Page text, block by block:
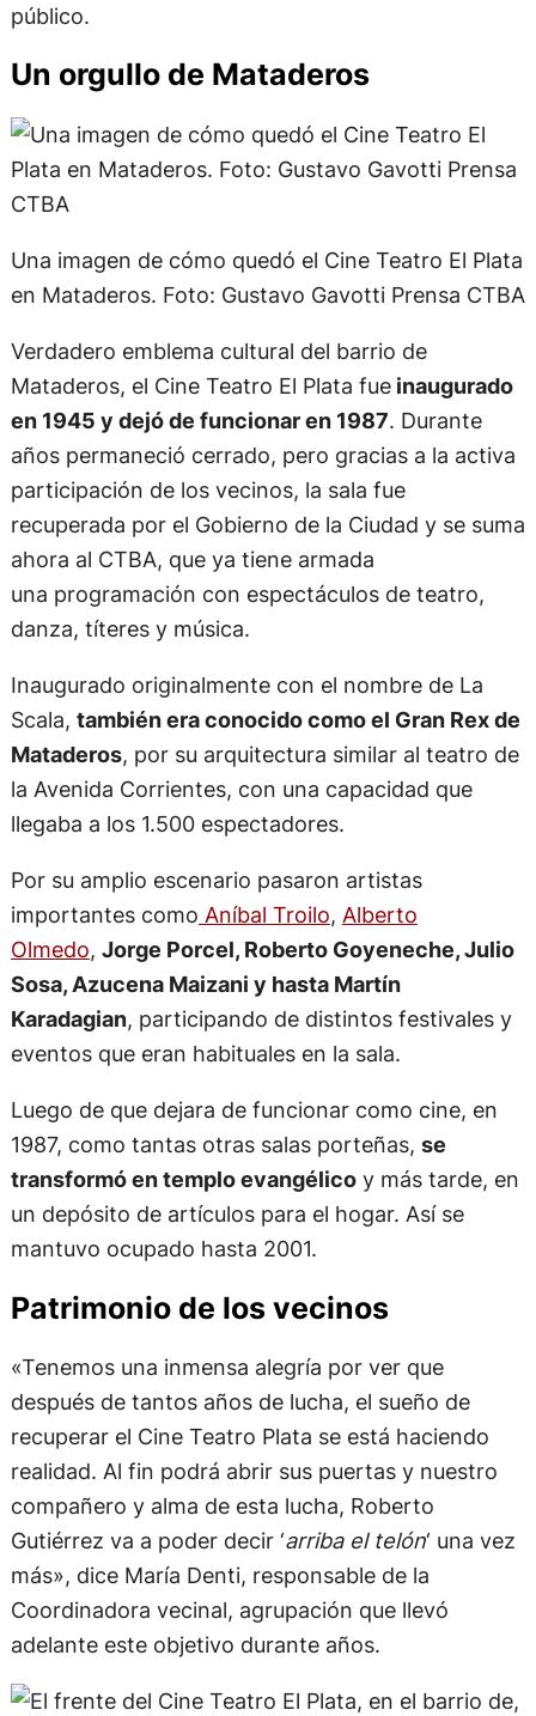
público.
Un orgullo de Mataderos
Una imagen de cómo quedó el Cine Teatro El Plata
en Mataderos. Foto: Gustavo Gavotti Prensa CTBA
Verdadero emblema cultural del barrio de
Mataderos, el Cine Teatro El Plata fueinaugurado
en 1945 y dejó de funcionar en 1987. Durante
años permaneció cerrado, pero gracias a la activa
participación de los vecinos, la sala fue
recuperada por el Gobierno de la Ciudad y se suma
ahora al CTBA, que ya tiene armada
una programación con espectáculos de teatro,
danza, títeres y música.
Inaugurado originalmente con el nombre de La
Scala, también era conocido como el Gran Rex de
Mataderos, por su arquitectura similar al teatro de
la Avenida Corrientes, con una capacidad que
llegaba a los 1.500 espectadores.
Por su amplio escenario pasaron artistas
importantes como Aníbal Troilo, Alberto
Olmedo, Jorge Porcel, Roberto Goyeneche, Julio
Sosa, Azucena Maizani y hasta Martín
Karadagian, participando de distintos festivales y
eventos que eran habituales en la sala.
Luego de que dejara de funcionar como cine, en
1987, como tantas otras salas porteñas, se
transformó en templo evangélicoy más tarde, en
un depósito de artículos para el hogar. Así se
mantuvo ocupado hasta 2001.
Patrimonio de los vecinos
«Tenemos una inmensa alegría por ver que
después de tantos años de lucha, el sueño de
recuperar el Cine Teatro Plata se está haciendo
realidad. Al fin podrá abrir sus puertas y nuestro
compañero y alma de esta lucha, Roberto
Gutiérrez va a poder decir ‘arriba el telón‘ una vez
más», dice María Denti, responsable de la
Coordinadora vecinal, agrupación que llevó
adelante este objetivo durante años.